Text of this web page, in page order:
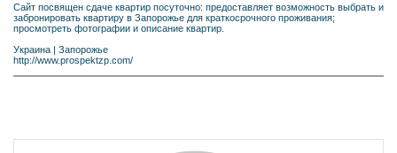
Сайт посвящен сдаче квартир посуточно: предоставляет возможность выбрать и
забронировать квартиру в Запорожье для краткосрочного проживания;
просмотреть фотографии и описание квартир.
Украина | Запорожье
http://www.prospektzp.com/